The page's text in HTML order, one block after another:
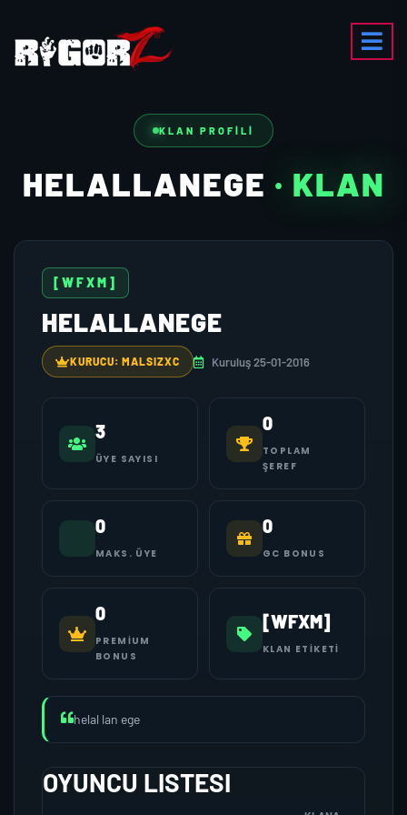
KLAN PROFILI
HELALLANEGE · KLAN
[WFXM]
HELALLANEGE
KURUCU: MALSIZXC Kuruluş 25-01-2016
3
ÜYE SAYISI
0
TOPLAM
ŞEREF
0
MAKS. ÜYE
0
GC BONUS
0
PREMIUM
BONUS
[WFXM]
KLAN ETIKETI
helal lan ege
OYUNCU LISTESI